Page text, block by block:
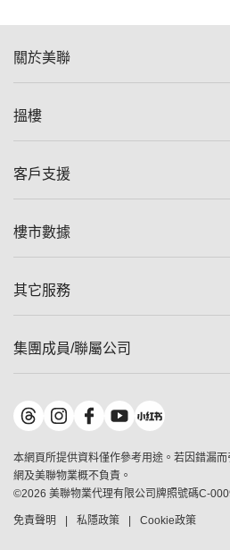
關於美聯
美聯集團
人才招募
搵樓
一手新盤
減價
美聯豪宅
獨家樓盤
租盤
客戶支援
自助放盤
查詢熱線
按揭計算機
負擔能力計算機
轉按計算機
繳款方式
樓市數據
樓價指數
歷史成交
屋苑成交排行榜
地區百科
其它服務
屋苑專頁
美聯精英會
美善會
地產代理管理協會
申報已遞交的購樓意向登記
集團成員/聯屬公司
美聯物業
鋑聯控股*
美聯工商舖*
美聯中國
美聯澳門
美聯金融集團
本網頁所提供資料僅作參考用途。若因錯漏
網及美聯物業概不負責。
©2026 美聯物業代理有限公司牌照號碼C-
免責聲明 私隱政策 Cookie政策